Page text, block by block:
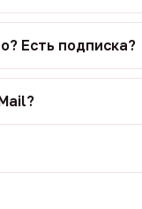
Есть подписка?